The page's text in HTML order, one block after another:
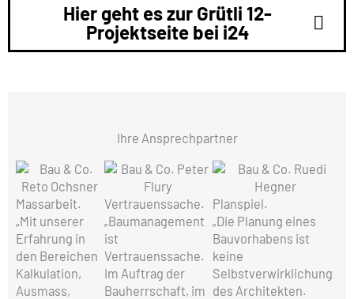
Hier geht es zur Grütli 12-
Projektseite bei i24
Ihre Ansprechpartner
Reto Ochsner
» E-Mail
079 336 90
64
Massarbeit.
„Mit unserer
Erfahrung in
den Bereichen
Kalkulation,
Ausmass,
Peter Flury
» E-Mail
076 558 47 47
Vertrauenssache.
„Baumanagement
ist
Vertrauenssache.
Im Auftrag der
Bauherrschaft, im
Ruedi Hegner
» E-Mail
055 460 20 88
Planspiel.
„Die Planung eines
Bauvorhabens ist
keine
Selbstverwirklichung
des Architekten.